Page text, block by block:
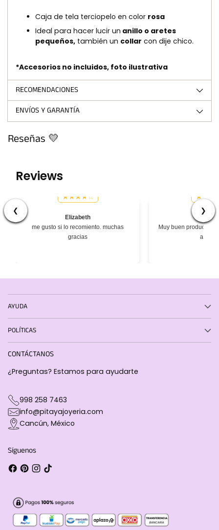
Caja de tela terciopelo en color rosa
Ideal para hacer lucir un anillo o aretes
pequeños, también un collar con dije chico.
*Accesorios no incluidos, foto ilustrativa
RECOMENDACIONES
ENVÍOS Y GARANTÍA
Reseñas 💛
Reviews
❮ ❯
Elizabeth
me gusto si lo recomiento. muchas
gracias
Muy buen producto,
AYUDA
POLÍTICAS
CONTÁCTANOS
¿Preguntas? Estamos para ayudarte
998 258 7463
info@pitayajoyeria.com
Cancún, México
Síguenos